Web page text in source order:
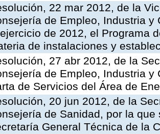
22 mar 2012, de la
de Empleo, Industria
de 2012, el Programa
de instalaciones y
27 abr 2012, de la
de Empleo, Industria
de Servicios del Área de
20 jun 2012, de la
de Sanidad, por la
General Técnica de la